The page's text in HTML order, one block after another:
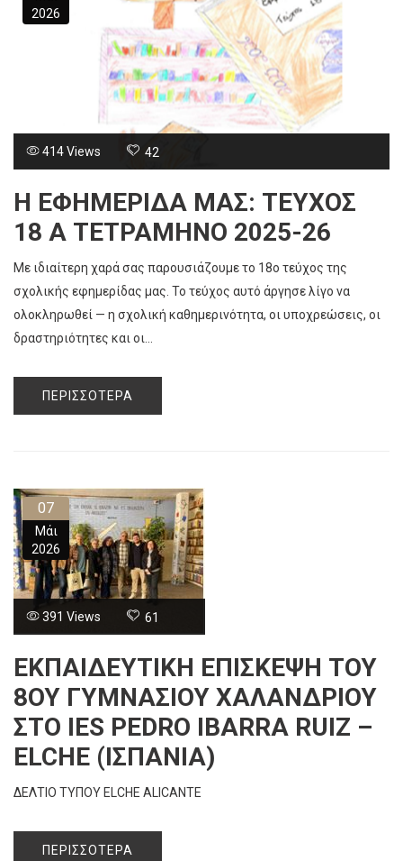
2026
414 Views 42
Η ΕΦΗΜΕΡΙΔΑ ΜΑΣ: ΤΕΥΧΟΣ
18 Α ΤΕΤΡΑΜΗΝΟ 2025-26
Με ιδιαίτερη χαρά σας παρουσιάζουμε το 18ο τεύχος της
σχολικής εφημερίδας μας. Το τεύχος αυτό άργησε λίγο να
ολοκληρωθεί — η σχολική καθημερινότητα, οι υποχρεώσεις, οι
δραστηριότητες και οι...
ΠΕΡΙΣΣΌΤΕΡΑ
07
Μάι
2026
391 Views 61
ΕΚΠΑΙΔΕΥΤΙΚΉ ΕΠΊΣΚΕΨΗ ΤΟΥ
8ΟΥ ΓΥΜΝΑΣΊΟΥ ΧΑΛΑΝΔΡΊΟΥ
ΣΤΟ IES PEDRO IBARRA RUIZ –
ELCHE (ΙΣΠΑΝΊΑ)
ΔΕΛΤΙΟ ΤΥΠΟΥ ELCHE ALICANTE
ΠΕΡΙΣΣΌΤΕΡΑ